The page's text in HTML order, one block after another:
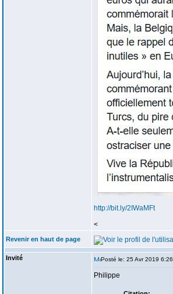
http://bit.ly/2IWaMFt
<
Revenir en haut de page
Invité Posté le: 25 Avr 2019 6:26
Philippe